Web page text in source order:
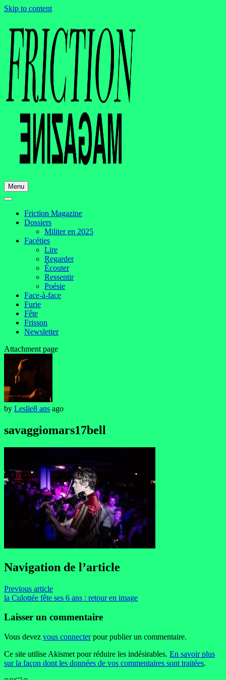
Skip to content
Menu
Friction Magazine
Dossiers
Militer en 2025
Facéties
Lire
Regarder
Écouter
Ressentir
Poésie
Face-à-face
Furie
Fête
Frisson
Newsletter
Attachment page
by Leslie8 ans ago
savaggiomars17bell
Navigation de l’article
Previous article
la Culottée fête ses 6 ans : retour en image
Laisser un commentaire
Vous devez vous connecterpour publier un commentaire.
Ce site utilise Akismet pour réduire les indésirables. En savoir plus
sur la façon dont les données de vos commentaires sont traitées.